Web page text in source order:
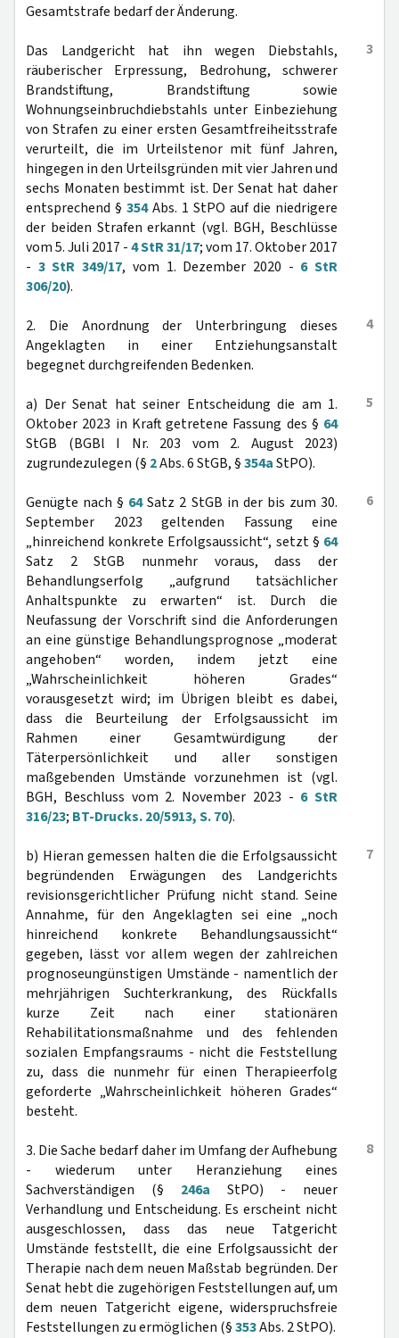
Gesamtstrafe bedarf der Änderung.
3
Das Landgericht hat ihn wegen Diebstahls,
räuberischer Erpressung, Bedrohung, schwerer
Brandstiftung, Brandstiftung sowie
Wohnungseinbruchdiebstahls unter Einbeziehung
von Strafen zu einer ersten Gesamtfreiheitsstrafe
verurteilt, die im Urteilstenor mit fünf Jahren,
hingegen in den Urteilsgründen mit vier Jahren und
sechs Monaten bestimmt ist. Der Senat hat daher
entsprechend § 354Abs. 1 StPO auf die niedrigere
der beiden Strafen erkannt (vgl. BGH, Beschlüsse
vom 5. Juli 2017 -4 StR 31/17; vom 17. Oktober 2017
- 3 StR 349/17, vom 1. Dezember 2020 - 6 StR
306/20).
4
2. Die Anordnung der Unterbringung dieses
Angeklagten in einer Entziehungsanstalt
begegnet durchgreifenden Bedenken.
5
a) Der Senat hat seiner Entscheidung die am 1.
Oktober 2023 in Kraft getretene Fassung des § 64
StGB (BGBl I Nr. 203 vom 2. August 2023)
zugrundezulegen (§ 2Abs. 6 StGB, §354aStPO).
6
Genügte nach § 64Satz 2 StGB in der bis zum 30.
September 2023 geltenden Fassung eine
„hinreichend konkrete Erfolgsaussicht“, setzt § 64
Satz 2 StGB nunmehr voraus, dass der
Behandlungserfolg „aufgrund tatsächlicher
Anhaltspunkte zu erwarten“ ist. Durch die
Neufassung der Vorschrift sind die Anforderungen
an eine günstige Behandlungsprognose „moderat
angehoben“ worden, indem jetzt eine
„Wahrscheinlichkeit höheren Grades“
vorausgesetzt wird; im Übrigen bleibt es dabei,
dass die Beurteilung der Erfolgsaussicht im
Rahmen einer Gesamtwürdigung der
Täterpersönlichkeit und aller sonstigen
maßgebenden Umstände vorzunehmen ist (vgl.
BGH, Beschluss vom 2. November 2023 - 6 StR
316/23; BT-Drucks. 20/5913, S. 70).
7
b) Hieran gemessen halten die die Erfolgsaussicht
begründenden Erwägungen des Landgerichts
revisionsgerichtlicher Prüfung nicht stand. Seine
Annahme, für den Angeklagten sei eine „noch
hinreichend konkrete Behandlungsaussicht“
gegeben, lässt vor allem wegen der zahlreichen
prognoseungünstigen Umstände - namentlich der
mehrjährigen Suchterkrankung, des Rückfalls
kurze Zeit nach einer stationären
Rehabilitationsmaßnahme und des fehlenden
sozialen Empfangsraums - nicht die Feststellung
zu, dass die nunmehr für einen Therapieerfolg
geforderte „Wahrscheinlichkeit höheren Grades“
besteht.
8
3. Die Sache bedarf daher im Umfang der Aufhebung
- wiederum unter Heranziehung eines
Sachverständigen (§ 246a StPO) - neuer
Verhandlung und Entscheidung. Es erscheint nicht
ausgeschlossen, dass das neue Tatgericht
Umstände feststellt, die eine Erfolgsaussicht der
Therapie nach dem neuen Maßstab begründen. Der
Senat hebt die zugehörigen Feststellungen auf, um
dem neuen Tatgericht eigene, widerspruchsfreie
Feststellungen zu ermöglichen (§353Abs. 2 StPO).